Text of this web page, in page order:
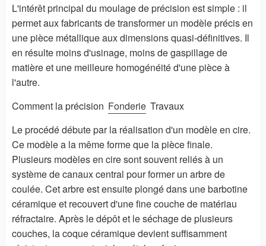
L'intérêt principal du moulage de précision est simple : il
permet aux fabricants de transformer un modèle précis en
une pièce métallique aux dimensions quasi-définitives. Il
en résulte moins d'usinage, moins de gaspillage de
matière et une meilleure homogénéité d'une pièce à
l'autre.
Comment la précision Fonderie Travaux
Le procédé débute par la réalisation d'un modèle en cire.
Ce modèle a la même forme que la pièce finale.
Plusieurs modèles en cire sont souvent reliés à un
système de canaux central pour former un arbre de
coulée. Cet arbre est ensuite plongé dans une barbotine
céramique et recouvert d'une fine couche de matériau
réfractaire. Après le dépôt et le séchage de plusieurs
couches, la coque céramique devient suffisamment